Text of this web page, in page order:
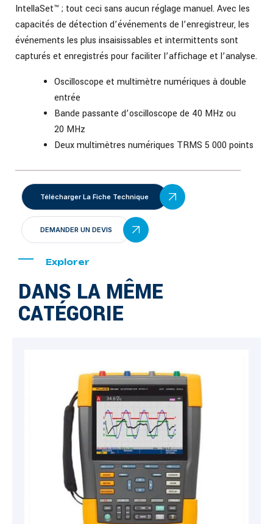
IntellaSet™ ; tout ceci sans aucun réglage manuel. Avec les
capacités de détection d’événements de l’enregistreur, les
événements les plus insaisissables et intermittents sont
capturés et enregistrés pour faciliter l’affichage et l’analyse.
Oscilloscope et multimètre numériques à double
entrée
Bande passante d’oscilloscope de 40 MHz ou
20 MHz
Deux multimètres numériques TRMS 5 000 points
Télécharger La Fiche Technique
DEMANDER UN DEVIS
Explorer
DANS LA MÊME
CATÉGORIE